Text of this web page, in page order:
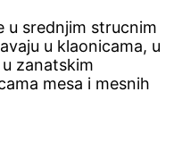
u srednjim strucnim
u klaonicama, u
zanatskim
mesa i mesnih